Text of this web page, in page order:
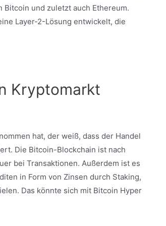
und zuletzt auch Ethereum.
Layer-2-Lösung entwickelt, die
Kryptomarkt
hat, der weiß, dass der Handel
Die Bitcoin-Blockchain ist nach
bei Transaktionen. Außerdem ist es
in Form von Zinsen durch Staking,
Das könnte sich mit Bitcoin Hyper